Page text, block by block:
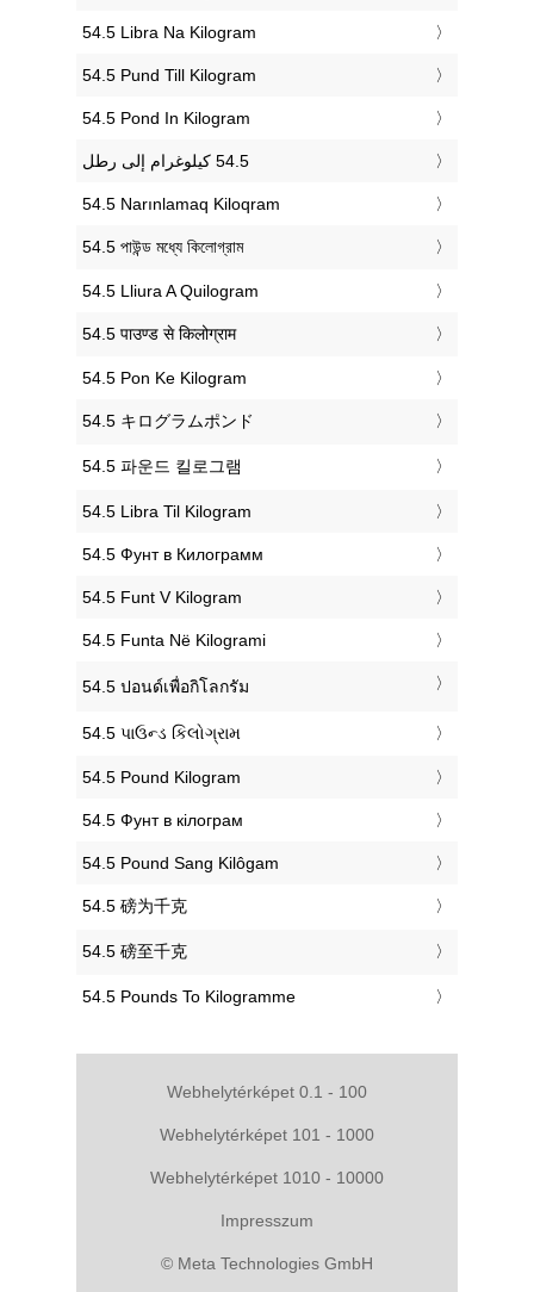
‎54.5 Libra Na Kilogram
‎54.5 Pund Till Kilogram
‎54.5 Pond In Kilogram
‎54.5 Narınlamaq Kiloqram
‎54.5 পাউন্ড মধ্যে কিলোগ্রাম
‎54.5 Lliura A Quilogram
‎54.5 पाउण्ड से किलोग्राम
‎54.5 Pon Ke Kilogram
‎54.5 キログラムポンド
‎54.5 파운드 킬로그램
‎54.5 Libra Til Kilogram
‎54.5 Фунт в Килограмм
‎54.5 Funt V Kilogram
‎54.5 Funta Në Kilogrami
‎54.5 ปอนด์เพื่อกิโลกรัม
‎54.5 પાઉન્ડ કિલોગ્રામ
‎54.5 Pound Kilogram
‎54.5 Фунт в кілограм
‎54.5 Pound Sang Kilôgam
‎54.5 磅为千克
‎54.5 磅至千克
‎54.5 Pounds To Kilogramme
Webhelytérképet 0.1 - 100
Webhelytérképet 101 - 1000
Webhelytérképet 1010 - 10000
Impresszum
© Meta Technologies GmbH